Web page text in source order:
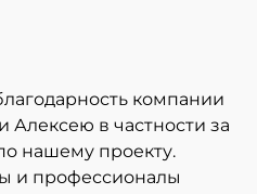
компании
Алексею в частности за
нашему проекту.
и профессионалы